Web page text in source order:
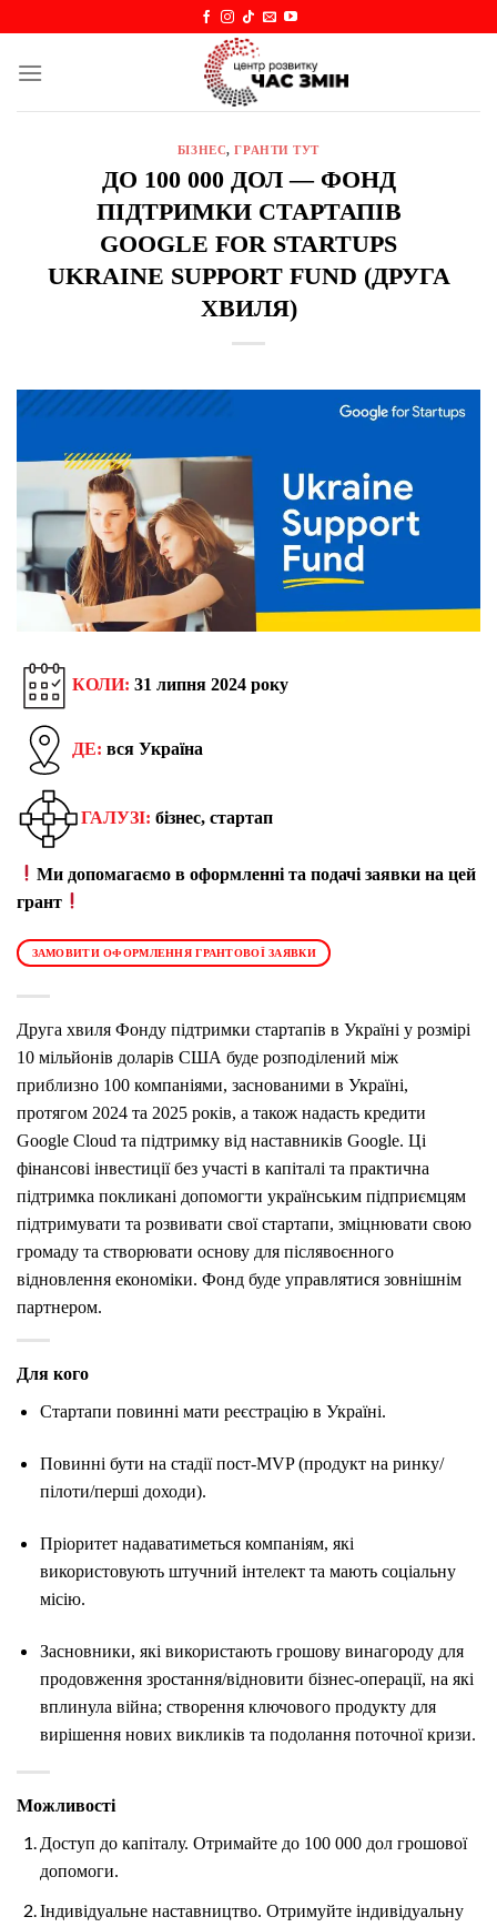
content
БІЗНЕС,ГРАНТИ ТУТ
ДО 100 000 ДОЛ — ФОНД
ПІДТРИМКИ СТАРТАПІВ
GOOGLE FOR STARTUPS
UKRAINE SUPPORT FUND (ДРУГА
ХВИЛЯ)
КОЛИ: 31 липня 2024 року
ДЕ: вся Україна
ГАЛУЗІ: бізнес, стартап
Ми допомагаємо в оформленні та подачі заявки на цей
грант
ЗАМОВИТИ ОФОРМЛЕННЯ ГРАНТОВОЇ ЗАЯВКИ
Друга хвиля Фонду підтримки стартапів в Україні у розмірі
10 мільйонів доларів США буде розподілений між
приблизно 100 компаніями, заснованими в Україні,
протягом 2024 та 2025 років, а також надасть кредити
Google Cloud та підтримку від наставників Google. Ці
фінансові інвестиції без участі в капіталі та практична
підтримка покликані допомогти українським підприємцям
підтримувати та розвивати свої стартапи, зміцнювати свою
громаду та створювати основу для післявоєнного
відновлення економіки. Фонд буде управлятися зовнішнім
партнером.
Для кого
Стартапи повинні мати реєстрацію в Україні.
Повинні бути на стадії пост-MVP (продукт на ринку/
пілоти/перші доходи).
Пріоритет надаватиметься компаніям, які
використовують штучний інтелект та мають соціальну
місію.
Засновники, які використають грошову винагороду для
продовження зростання/відновити бізнес-операції, на які
вплинула війна; створення ключового продукту для
вирішення нових викликів та подолання поточної кризи.
Можливості
Доступ до капіталу. Отримайте до 100 000 дол грошової
допомоги.
Індивідуальне наставництво. Отримуйте індивідуальну